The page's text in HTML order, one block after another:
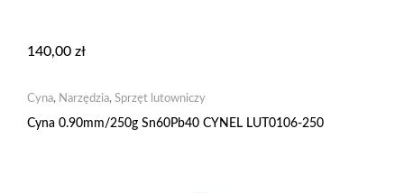
140,00 zł
Cyna, Narzędzia, Sprzęt lutowniczy
Cyna 0.90mm/250g Sn60Pb40 CYNEL LUT0106-250